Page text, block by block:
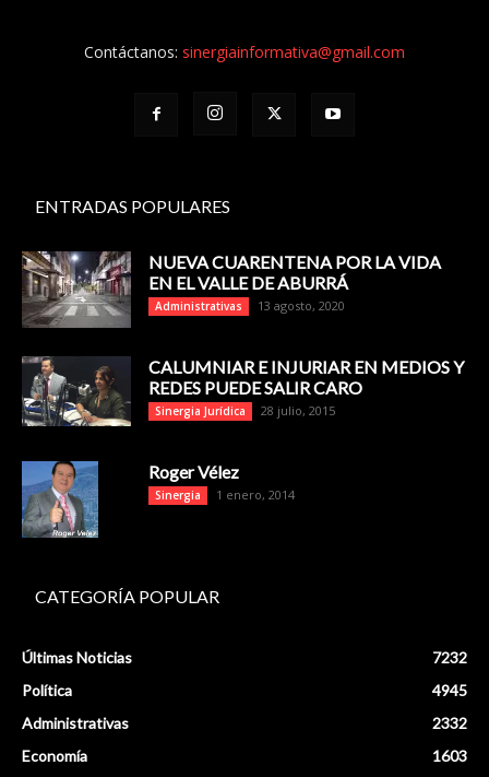
Contáctanos: sinergiainformativa@gmail.com
ENTRADAS POPULARES
NUEVA CUARENTENA POR LA VIDA
EN EL VALLE DE ABURRÁ
Administrativas 13 agosto, 2020
CALUMNIAR E INJURIAR EN MEDIOS Y
REDES PUEDE SALIR CARO
Sinergia Jurídica 28 julio, 2015
Roger Vélez
Sinergia 1 enero, 2014
CATEGORÍA POPULAR
Últimas Noticias
7232
Política
4945
Administrativas
2332
Economía
1603